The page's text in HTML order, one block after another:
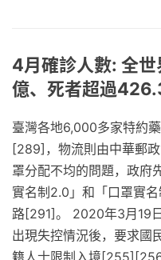
4月確診人數: 全
億、死者超過
臺灣各地6,000多家特約
[289]，物流則由中華郵
罩分配不均的問題，政府
實名制2.0」和「口罩實
路[291]。 2020年3月19
出現失控情況後，要求國
籍人士限制入境